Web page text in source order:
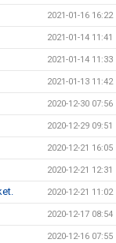
2021-01-16 16:22
2021-01-14 11:41
2021-01-14 11:33
2021-01-13 11:42
2020-12-30 07:56
2020-12-29 09:51
2020-12-21 16:05
2020-12-21 12:31
2020-12-21 11:02
2020-12-17 08:54
2020-12-16 07:55